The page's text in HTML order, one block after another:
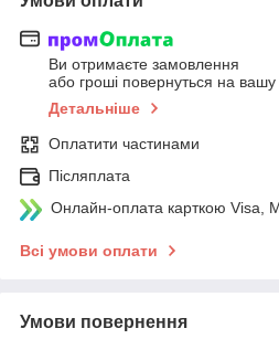
Ви отримаєте замовлення
або гроші повернуться на вашу
Детальніше
Оплатити частинами
Післяплата
Онлайн-оплата карткою Visa,
Всі умови оплати
Умови повернення